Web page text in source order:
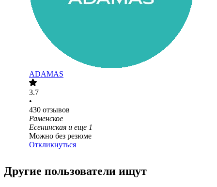
ADAMAS
3.7
•
430 отзывов
Раменское
Есенинская и еще 1
Можно без резюме
Откликнуться
Другие пользователи ищут